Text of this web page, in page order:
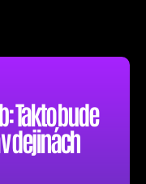
Takto bude
dejinách